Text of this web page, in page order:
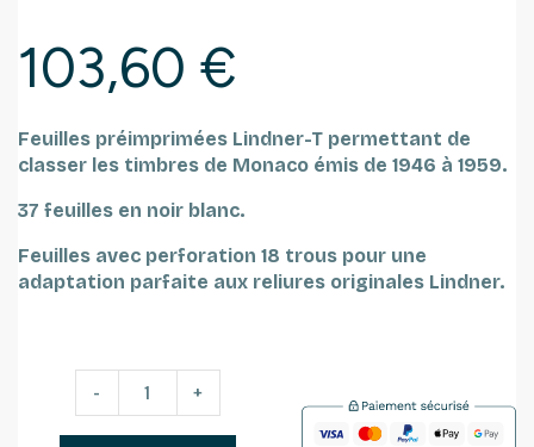
103,60 €
Feuilles préimprimées Lindner-T permettant de
classer les timbres de Monaco émis de 1946 à 1959.
37 feuilles en noir blanc.
Feuilles avec perforation 18 trous pour une
adaptation parfaite aux reliures originales Lindner.
- +